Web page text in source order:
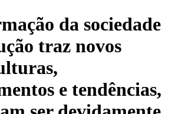
da sociedade
traz novos
e tendências,